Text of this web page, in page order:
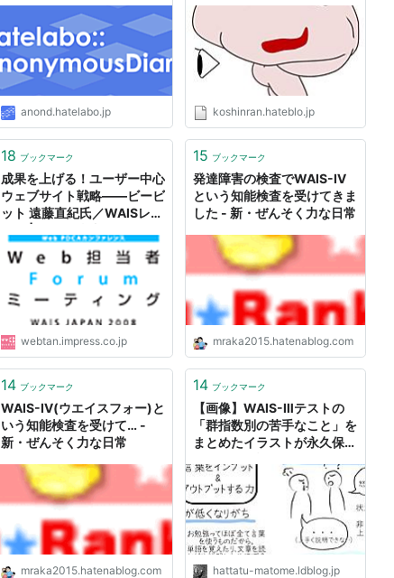
anond.hatelabo.jp koshinran.hateblo.jp
18 ブックマーク
成果を上げる！ユーザー中心
ウェブサイト戦略――ビービ
ット 遠藤直紀氏／WAISレポ
webtan.impress.co.jp
15 ブックマーク
発達障害の検査でWAIS-Ⅳ
という知能検査を受けてきま
した - 新・ぜんそく力な日常
mraka2015.hatenablog.com
14 ブックマーク
WAIS-Ⅳ(ウエイスフォー)と
いう知能検査を受けて… -
新・ぜんそく力な日常
mraka2015.hatenablog.com
14 ブックマーク
【画像】WAIS-Ⅲテストの
「群指数別の苦手なこと」を
まとめたイラストが永久保存
んねる 発達障害・生きにく
い人のまとめ
hattatu-matome.ldblog.jp